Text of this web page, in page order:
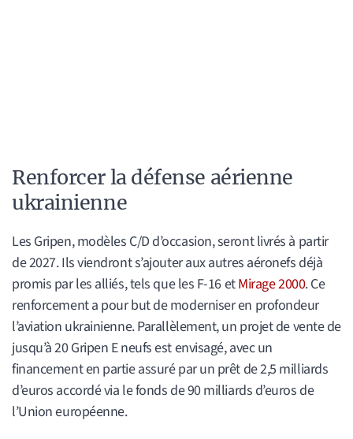
Renforcer la défense aérienne
ukrainienne
Les Gripen, modèles C/D d’occasion, seront livrés à partir
de 2027. Ils viendront s’ajouter aux autres aéronefs déjà
promis par les alliés, tels que les F-16 etMirage 2000. Ce
renforcement a pour but de moderniser en profondeur
l’aviation ukrainienne. Parallèlement, un projet de vente de
jusqu’à 20 Gripen E neufs est envisagé, avec un
financement en partie assuré par un prêt de 2,5 milliards
d’euros accordé via le fonds de 90 milliards d’euros de
l’Union européenne.